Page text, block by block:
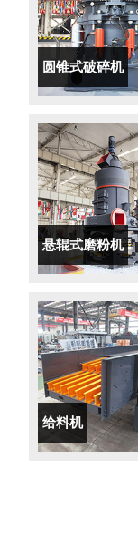
圆锥式破碎机
悬辊式磨粉机
给料机